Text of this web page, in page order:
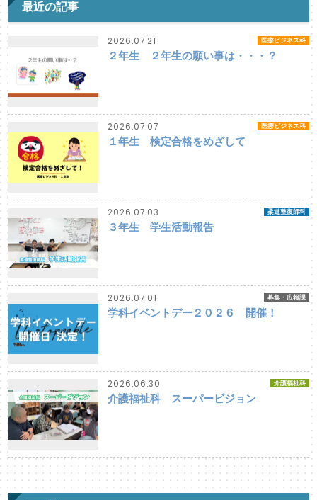
最近の記事
2026.07.21 医療ビジネス科
２年生 ２年生の願い事は・・・？
2026.07.07 医療ビジネス科
１年生 検定合格をめざして
2026.07.03 柔道整復師科
３年生 学生活動報告
2026.07.01 募集・広報課
学科イベントデー２０２６ 開催！
2026.06.30 介護福祉科
介護福祉科 スーパービジョン